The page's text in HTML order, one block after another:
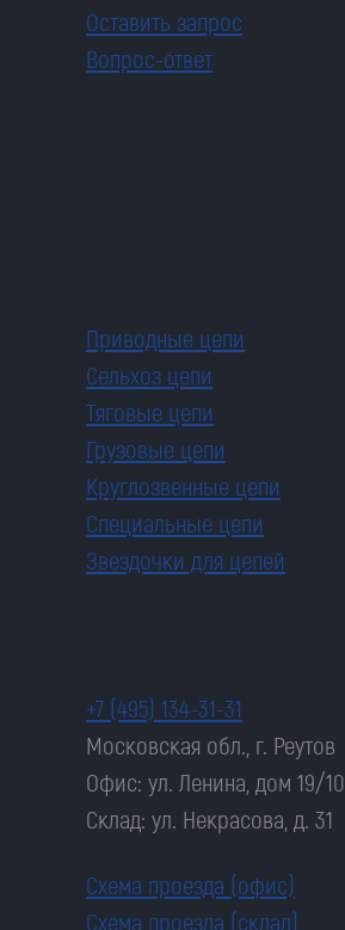
Оставить запрос
Вопрос-ответ
Приводные цепи
Сельхоз цепи
Тяговые цепи
Грузовые цепи
Круглозвенные цепи
Специальные цепи
Звездочки для цепей
+7 (495) 134-31-31
Московская обл., г. Реутов
Офис: ул. Ленина, дом 19/10
Склад: ул. Некрасова, д. 31
Схема проезда (офис)
Схема проезда (склад)